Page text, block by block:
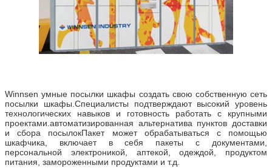
Отправить
Winnsen умные посылки шкафы создать свою собственную сеть
посылки шкафы. Специалисты подтверждают высокий уровень
технологических навыков и готовность работать с крупными
проектами.автоматизированная альтернатива пунктов доставки
и сбора посылокПакет может обрабатываться с помощью
шкафчика, включает в себя пакеты с документами,
персональной электроникой, аптекой, одеждой, продуктом
питания, замороженными продуктами и т.д.